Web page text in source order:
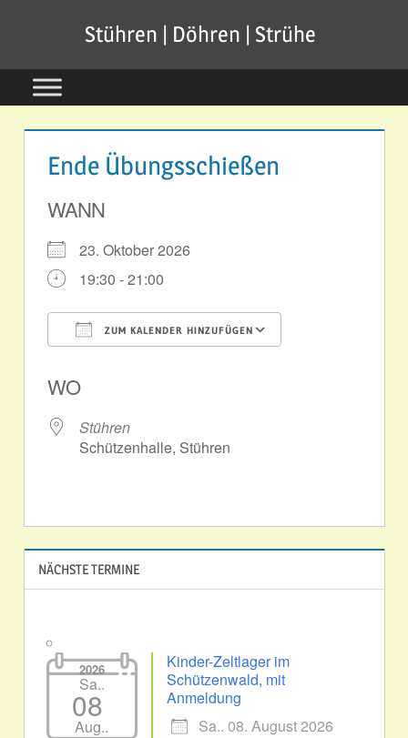
springen
Stühren | Döhren | Strühe
Ende Übungsschießen
WANN
23. Oktober 2026
19:30 - 21:00
ZUM KALENDER HINZUFÜGEN
WO
Stühren
Schützenhalle, Stühren
NÄCHSTE TERMINE
2026
Sa..
08
Aug..
Kinder-Zeltlager im
Schützenwald, mit
Anmeldung
Sa.. 08. August 2026